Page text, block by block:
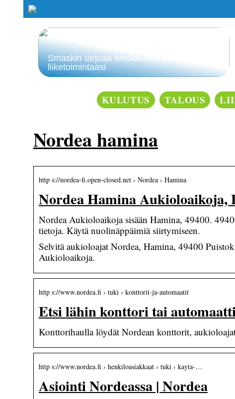
Smaskin tarjoaa tehokkuutta ja laatua
liiketoimintaasi
KULUTUS TALOUS
Nordea hamina
http s://nordea-fi.open-closed.net › Nordea › Hamina
Nordea Hamina Aukioloaikoja,
Nordea Aukioloaikoja sisään Hamina, 49400.
tietoja. Käytä nuolinäppäimiä siirtymiseen.
Selvitä aukioloajat Nordea, Hamina, 49400
Aukioloaikoja.
http s://www.nordea.fi › tuki › konttorit-ja-automaatit
Etsi lähin konttori tai
Konttorihaulla löydät Nordean konttorit,
http s://www.nordea.fi › henkiloasiakkaat › tuki › kayta-…
Asiointi Nordeassa | Nordea